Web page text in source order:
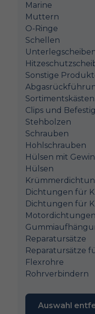
Marine
Muttern
O-Ringe
Schellen
Sonstige
Sortimentskästen
Clips und
Stehbolzen
Schrauben
Hohlschrauben
Hülsen mit
Hülsen
Dichtungen für
Dichtungen für
Motordichtungen
Reparatursätze
Reparatursätze
Flexrohre
Rohrverbindern
Auswahl